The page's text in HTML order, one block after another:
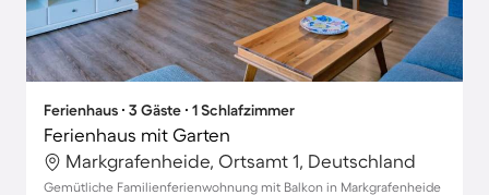
Ferienhaus ∙ 3 Gäste ∙ 1 Schlafzimmer
Ferienhaus mit Garten
Markgrafenheide, Ortsamt 1, Deutschland
Gemütliche Familienferienwohnung mit Balkon in Markgrafenheide